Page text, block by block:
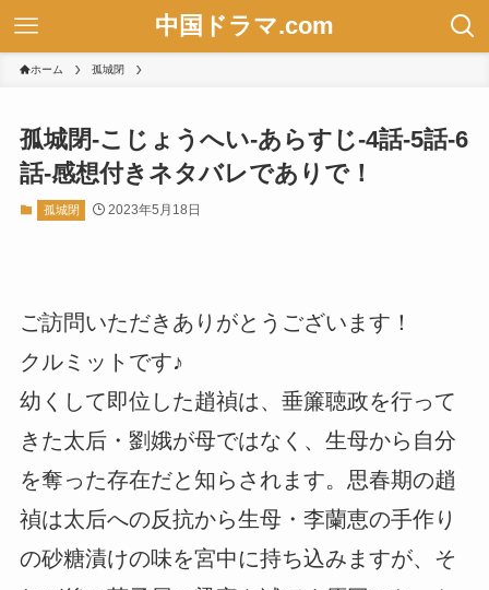
中国ドラマ.com
ホーム 孤城閉
孤城閉-こじょうへい-あらすじ-4話-5話-6
話-感想付きネタバレでありで！
孤城閉 2023年5月18日
ご訪問いただきありがとうございます！
クルミットです♪
幼くして即位した趙禎は、垂簾聴政を行って
きた太后・劉娥が母ではなく、生母から自分
を奪った存在だと知らされます。思春期の趙
禎は太后への反抗から生母・李蘭恵の手作り
の砂糖漬けの味を宮中に持ち込みますが、そ